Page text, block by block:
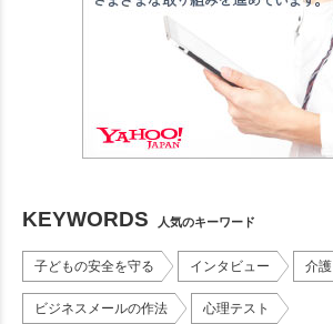
KEYWORDS 人気のキーワード
子どもの安全を守る インタビュー 介護
ビジネスメールの作法 心理テスト